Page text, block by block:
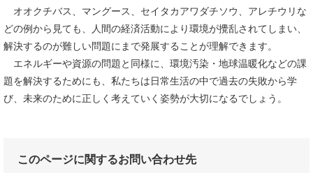
オオクチバス、マングース、セイタカアワダチソウ、アレチウリな
どの例から見ても、人間の経済活動により環境が攪乱されてしまい、
解決するのが難しい問題にまで発展することが理解できます。
エネルギーや資源の問題と同様に、環境汚染・地球温暖化などの課
題を解決するためにも、私たちは日常生活の中で過去の失敗から学
び、未来のために正しく考えていく姿勢が大切になるでしょう。
このページに関するお問い合わせ先